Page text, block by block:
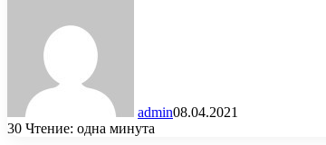
admin08.04.2021
30 Чтение: одна минута